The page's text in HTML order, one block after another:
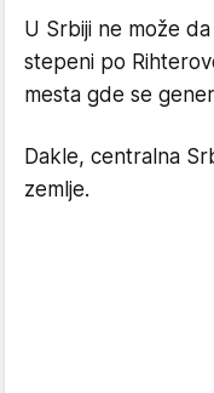
U Srbiji ne može
stepeni po
mesta gde se
Dakle, centralna
zemlje.